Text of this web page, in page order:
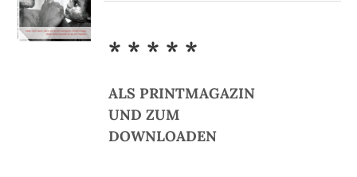
* * * * *
ALS PRINTMAGAZIN
UND ZUM
DOWNLOADEN